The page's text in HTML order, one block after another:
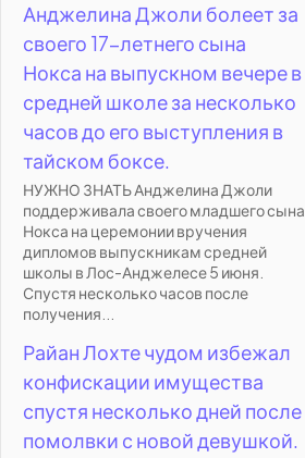
Анджелина Джоли болеет за
своего 17-летнего сына
Нокса на выпускном вечере в
средней школе за несколько
часов до его выступления в
тайском боксе.
НУЖНО ЗНАТЬ Анджелина Джоли
поддерживала своего младшего сына
Нокса на церемонии вручения
дипломов выпускникам средней
школы в Лос-Анджелесе 5 июня.
Спустя несколько часов после
получения...
Райан Лохте чудом избежал
конфискации имущества
спустя несколько дней после
помолвки с новой девушкой.